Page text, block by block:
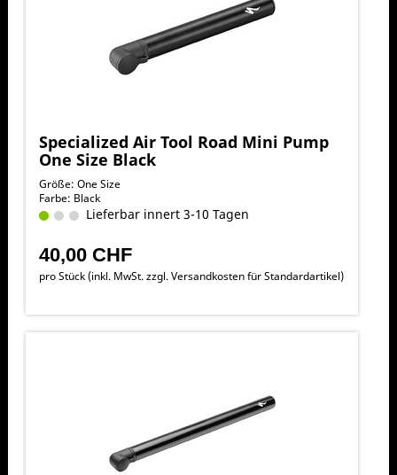
Specialized Air Tool Road Mini Pump
One Size Black
Größe: One Size
Farbe: Black
Lieferbar innert 3-10 Tagen
40,00 CHF
pro Stück (inkl. MwSt. zzgl.Versandkosten für Standardartikel)